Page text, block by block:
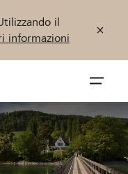
il
informazioni
öffnen